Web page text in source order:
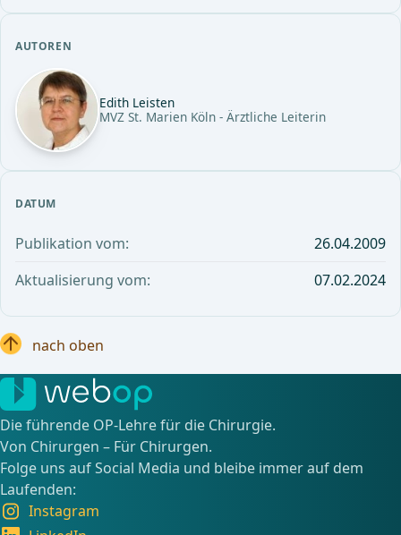
AUTOREN
Edith Leisten
MVZ St. Marien Köln - Ärztliche Leiterin
DATUM
Publikation vom:
26.04.2009
Aktualisierung vom:
07.02.2024
nach oben
Die führende OP-Lehre für die Chirurgie.
Von Chirurgen – Für Chirurgen.
Folge uns auf Social Media und bleibe immer auf dem
Laufenden:
Instagram